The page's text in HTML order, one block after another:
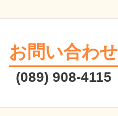
お問い合わせ
(089) 908-4115